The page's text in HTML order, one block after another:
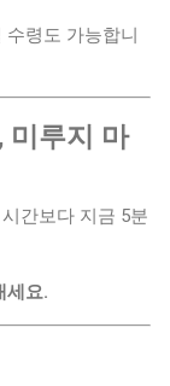
령도 가능합니
미루지 마
간보다 지금 5분
세요.